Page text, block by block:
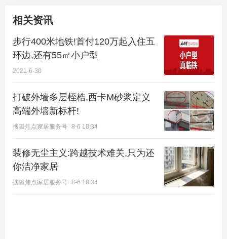
看过了太多“假临铁盘”，合生me悦0037地块从北侧
出入口出发，步行约400米就可以到达8号线德茂站真
的让哥们眼前一亮。
6002地块稍远一些，但也只有800米左右。货真价实
的“临铁盘”，11站就可以到达前门。
相关资讯
步行400米地铁!首付120万起入住五
环边,还有55㎡小户型
2021-6-30
打破外墙多层桎梏,西卡M砂浆定义
高端外墙新标杆!
搜狐焦点家居服务号 8-6 18:34
装修无尘主义:跨越技术难关,只为还
你洁净家居
搜狐焦点家居服务号 8-6 18:34